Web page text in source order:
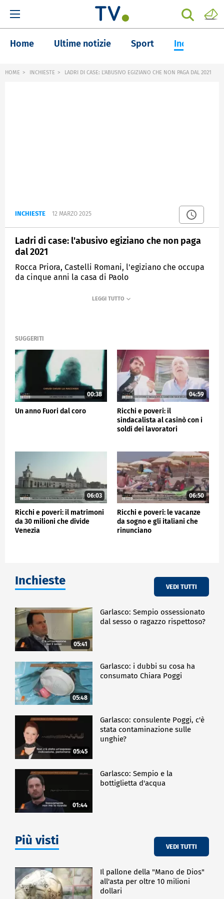
Home Ultime notizie Sport Inchieste
HOME INCHIESTE LADRI DI CASE: L'ABUSIVO EGIZIANO CHE NON PAGA DAL 2021
INCHIESTE 12 MARZO 2025
Ladri di case: l'abusivo egiziano che non paga
dal 2021
Rocca Priora, Castelli Romani, l'egiziano che occupa
da cinque anni la casa di Paolo
FUORI DAL CORO
SUGGERITI
00:38
Un anno Fuori dal coro
04:59
Ricchi e poveri: il
sindacalista al casinò con i
soldi dei lavoratori
06:03
Ricchi e poveri: il matrimoni
da 30 milioni che divide
Venezia
06:50
Ricchi e poveri: le vacanze
da sogno e gli italiani che
rinunciano
Inchieste VEDI TUTTI
05:41
Garlasco: Sempio ossessionato
dal sesso o ragazzo rispettoso?
05:48
Garlasco: i dubbi su cosa ha
consumato Chiara Poggi
05:45
Garlasco: consulente Poggi, c'è
stata contaminazione sulle
unghie?
01:44
Garlasco: Sempio e la
bottiglietta d'acqua
Più visti VEDI TUTTI
Il pallone della "Mano de Dios"
all'asta per oltre 10 milioni
dollari